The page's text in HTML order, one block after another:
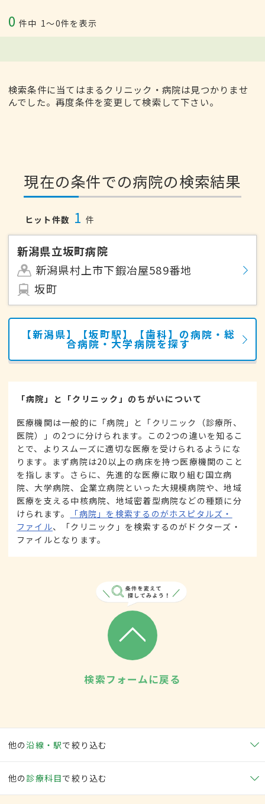
0 件中 1〜0件を表示
検索条件に当てはまるクリニック・病院は見つかりませ
んでした。再度条件を変更して検索して下さい。
現在の条件での病院の検索結果
ヒット件数 1 件
新潟県立坂町病院
新潟県村上市下鍜冶屋589番地
坂町
【新潟県】【坂町駅】【歯科】の病院・総
合病院・大学病院を探す
「病院」と「クリニック」のちがいについて
医療機関は一般的に「病院」と「クリニック（診療所、
医院）」の2つに分けられます。この2つの違いを知るこ
とで、よりスムーズに適切な医療を受けられるようにな
ります。まず病院は20以上の病床を持つ医療機関のこと
を指します。さらに、先進的な医療に取り組む国立病
院、大学病院、企業立病院といった大規模病院や、地域
医療を支える中核病院、地域密着型病院などの種類に分
けられます。
「病院」を検索するのがホスピタルズ・
ファイル、「クリニック」を検索するのがドクターズ・
ファイルとなります。
検索フォームに戻る
他の沿線・駅で絞り込む
他の 診療科目で絞り込む